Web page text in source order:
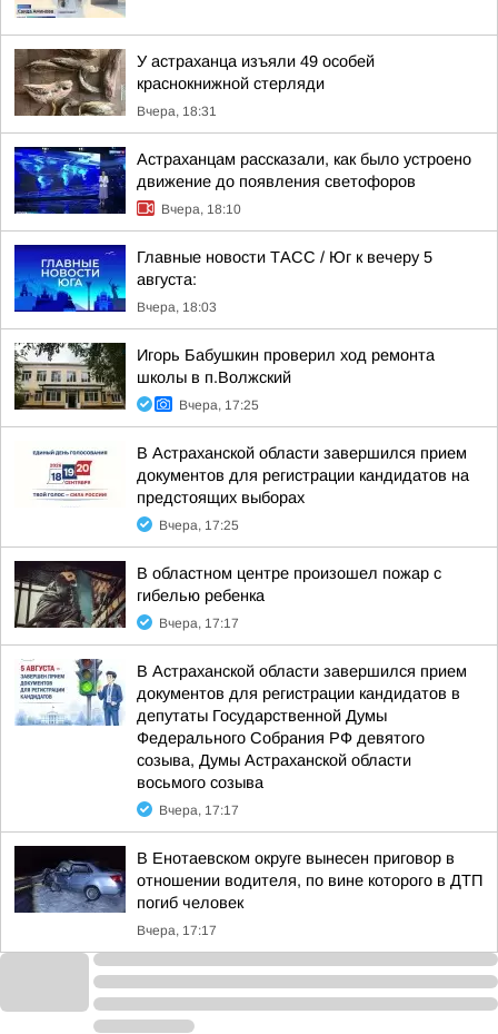
У астраханца изъяли 49 особей
краснокнижной стерляди
Вчера, 18:31
Астраханцам рассказали, как было устроено
движение до появления светофоров
Вчера, 18:10
Главные новости ТАСС / Юг к вечеру 5
августа:
Вчера, 18:03
Игорь Бабушкин проверил ход ремонта
школы в п.Волжский
Вчера, 17:25
В Астраханской области завершился прием
документов для регистрации кандидатов на
предстоящих выборах
Вчера, 17:25
В областном центре произошел пожар с
гибелью ребенка
Вчера, 17:17
В Астраханской области завершился прием
документов для регистрации кандидатов в
депутаты Государственной Думы
Федерального Собрания РФ девятого
созыва, Думы Астраханской области
восьмого созыва
Вчера, 17:17
В Енотаевском округе вынесен приговор в
отношении водителя, по вине которого в ДТП
погиб человек
Вчера, 17:17